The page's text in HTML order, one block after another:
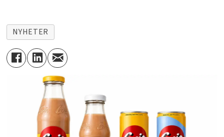
NYHETER